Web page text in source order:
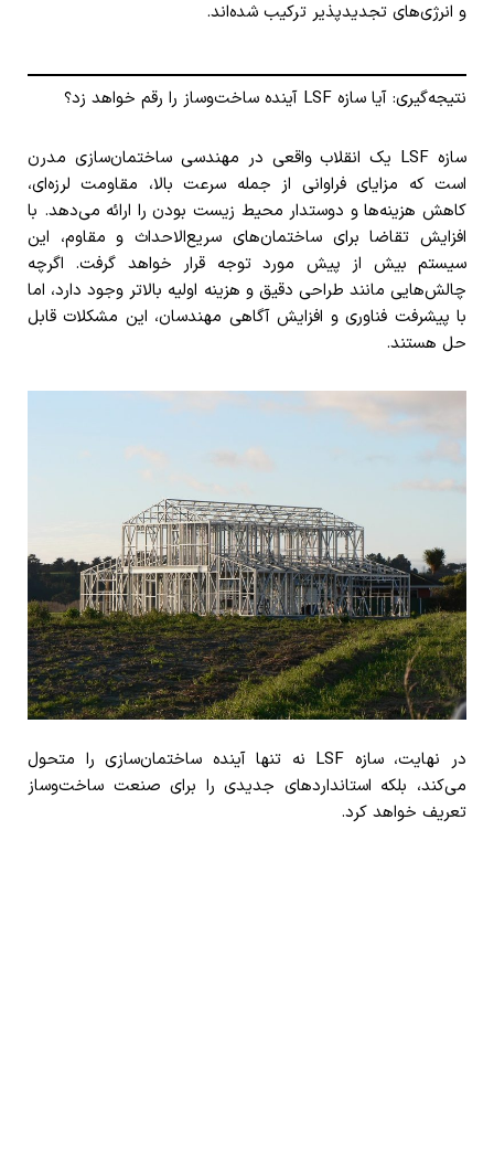
و انرژی‌های تجدیدپذیر ترکیب شده‌اند.
نتیجه‌گیری: آیا سازه LSF آینده ساخت‌وساز را رقم خواهد زد؟
سازه LSF یک انقلاب واقعی در مهندسی ساختمان‌سازی مدرن
است که مزایای فراوانی از جمله سرعت بالا، مقاومت لرزه‌ای،
کاهش هزینه‌ها و دوستدار محیط زیست بودن را ارائه می‌دهد. با
افزایش تقاضا برای ساختمان‌های سریع‌الاحداث و مقاوم، این
سیستم بیش از پیش مورد توجه قرار خواهد گرفت. اگرچه
چالش‌هایی مانند طراحی دقیق و هزینه اولیه بالاتر وجود دارد، اما
با پیشرفت فناوری و افزایش آگاهی مهندسان، این مشکلات قابل
حل هستند.
در نهایت، سازه LSF نه تنها آینده ساختمان‌سازی را متحول
می‌کند، بلکه استانداردهای جدیدی را برای صنعت ساخت‌وساز
تعریف خواهد کرد.